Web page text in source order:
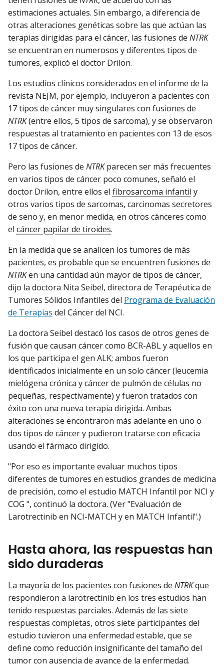
estimaciones actuales. Sin embargo, a diferencia de
otras alteraciones genéticas sobre las que actúan las
terapias dirigidas para el cáncer, las fusiones de NTRK
se encuentran en numerosos y diferentes tipos de
tumores, explicó el doctor Drilon.
Los estudios clínicos considerados en el informe de la
revista NEJM, por ejemplo, incluyeron a pacientes con
17 tipos de cáncer muy singulares con fusiones de
NTRK(entre ellos, 5 tipos de sarcoma), y se observaron
respuestas al tratamiento en pacientes con 13 de esos
17 tipos de cáncer.
Pero las fusiones de NTRKparecen ser más frecuentes
en varios tipos de cáncer poco comunes, señaló el
doctor Drilon, entre ellos el fibrosarcoma infantil y
otros varios tipos de sarcomas, carcinomas secretores
de seno y, en menor medida, en otros cánceres como
el cáncer papilar de tiroides.
En la medida que se analicen los tumores de más
pacientes, es probable que se encuentren fusiones de
NTRKen una cantidad aún mayor de tipos de cáncer,
dijo la doctora Nita Seibel, directora de Terapéutica de
Tumores Sólidos Infantiles del Programa de Evaluación
de Terapias del Cáncer del NCI.
La doctora Seibel destacó los casos de otros genes de
fusión que causan cáncer como BCR-ABL y aquellos en
los que participa el gen ALK; ambos fueron
identificados inicialmente en un solo cáncer (leucemia
mielógena crónica y cáncer de pulmón de células no
pequeñas, respectivamente) y fueron tratados con
éxito con una nueva terapia dirigida. Ambas
alteraciones se encontraron más adelante en uno o
dos tipos de cáncer y pudieron tratarse con eficacia
usando el fármaco dirigido.
"Por eso es importante evaluar muchos tipos
diferentes de tumores en estudios grandes de medicina
de precisión, como el estudio MATCH Infantil por NCI y
COG ", continuó la doctora. (Ver "Evaluación de
Larotrectinib en NCI-MATCH y en MATCH Infantil".)
Hasta ahora, las respuestas han
sido duraderas
La mayoría de los pacientes con fusiones de NTRKque
respondieron a larotrectinib en los tres estudios han
tenido respuestas parciales. Además de las siete
respuestas completas, otros siete participantes del
estudio tuvieron una enfermedad estable, que se
define como reducción insignificante del tamaño del
tumor con ausencia de avance de la enfermedad.